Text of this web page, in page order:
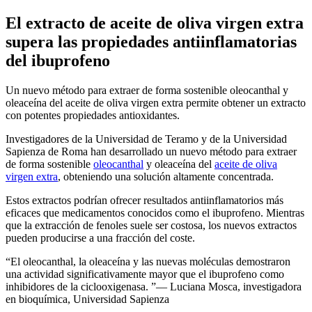
El extracto de aceite de oliva virgen extra
supera las propiedades antiinflamatorias
del ibuprofeno
Un nuevo método para extraer de forma sostenible oleocanthal y
oleaceína del aceite de oliva virgen extra permite obtener un extracto
con potentes propiedades antioxidantes.
Investigadores de la Universidad de Teramo y de la Universidad
Sapienza de Roma han desarrollado un nuevo método para extraer
de forma sostenible oleocanthal y oleaceína del aceite de oliva
virgen extra, obteniendo una solución altamente concentrada.
Estos extractos podrían ofrecer resultados antiinflamatorios más
eficaces que medicamentos conocidos como el ibuprofeno. Mientras
que la extracción de fenoles suele ser costosa, los nuevos extractos
pueden producirse a una fracción del coste.
El oleocanthal, la oleaceína y las nuevas moléculas demostraron
una actividad significativamente mayor que el ibuprofeno como
inhibidores de la ciclooxigenasa.
— Luciana Mosca, investigadora
en bioquímica, Universidad Sapienza